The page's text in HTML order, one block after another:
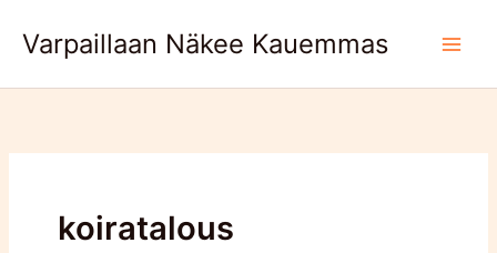
Varpaillaan Näkee Kauemmas
koiratalous